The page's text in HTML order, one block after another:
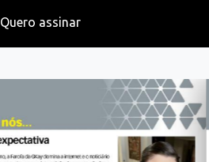
Quero assinar